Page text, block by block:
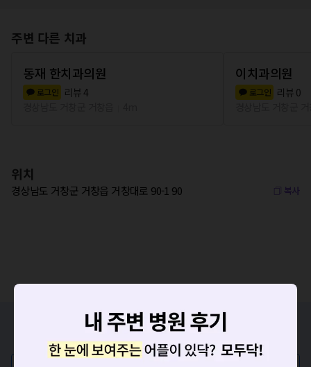
주변 다른 치과
동재 한치과의원
로그인 리뷰4
이치과의원
로그인 리뷰 0
위치
경상남도 거창군 거창읍 거창대로 90-1 90 복사
증상/치료, 궁금한 점이 있나요?
의사가 직접 답해드려요!